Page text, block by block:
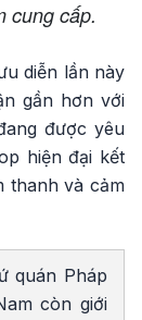
cung cấp.
diễn lần này
gần hơn với
được yêu
hiện đại kết
thanh và cảm
quán Pháp
còn giới